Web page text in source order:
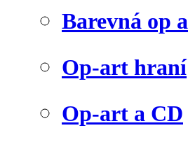
Barevná op
Op-art hraní
Op-art a CD